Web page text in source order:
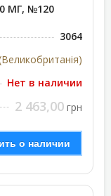
МГ, №120
3064
Нет в наличии
2 463,00 грн
о наличии